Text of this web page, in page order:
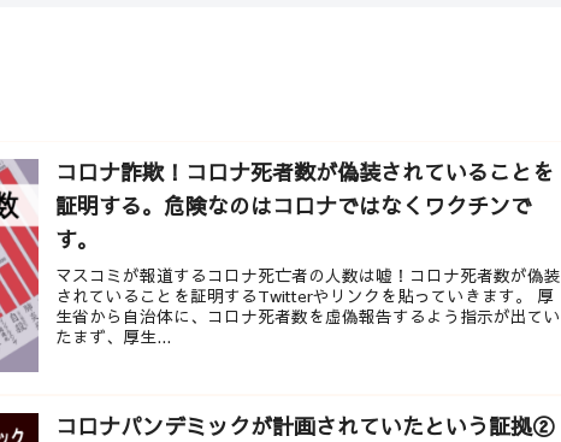
コロナ詐欺！コロナ死者数が偽装されていることを
証明する。危険なのはコロナではなくワクチンで
す。
マスコミが報道するコロナ死亡者の人数は嘘！コロナ死者数が偽装
されていることを証明するTwitterやリンクを貼っていきます。 厚
生省から自治体に、コロナ死者数を虚偽報告するよう指示が出てい
たまず、厚生...
コロナパンデミックが計画されていたという証拠②